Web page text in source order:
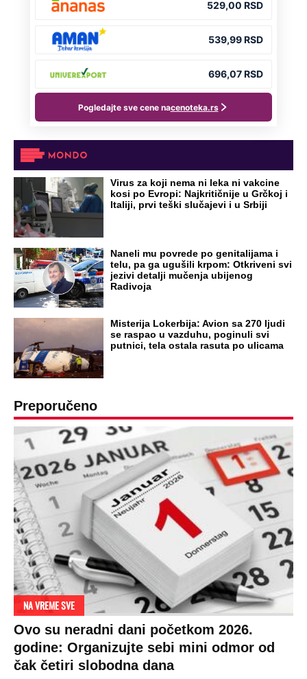
Virus za koji nema ni leka ni vakcine
kosi po Evropi: Najkritičnije u Grčkoj i
Italiji, prvi teški slučajevi i u Srbiji
Naneli mu povrede po genitalijama i
telu, pa ga ugušili krpom: Otkriveni svi
jezivi detalji mučenja ubijenog
Radivoja
Misterija Lokerbija: Avion sa 270 ljudi
se raspao u vazduhu, poginuli svi
putnici, tela ostala rasuta po ulicama
Preporučeno
NA VREME SVE
Ovo su neradni dani početkom 2026.
godine: Organizujte sebi mini odmor od
čak četiri slobodna dana